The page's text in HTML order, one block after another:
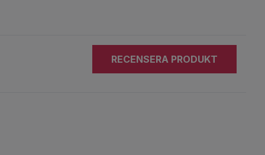
RECENSERA PRODUKT